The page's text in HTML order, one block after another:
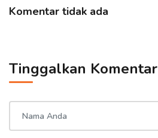
Komentar tidak ada
Tinggalkan Komentar